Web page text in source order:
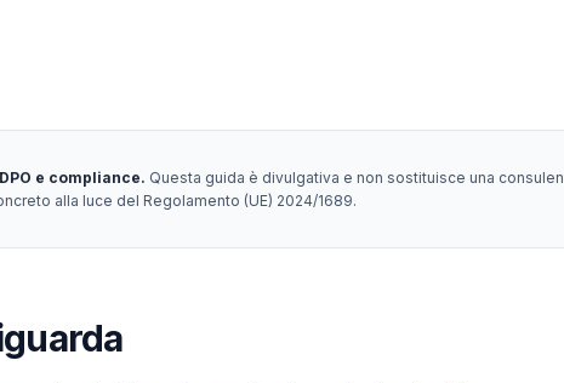
e compliance. Questa guida è divulgativa e non sostituisce una
alla luce del Regolamento (UE) 2024/1689.